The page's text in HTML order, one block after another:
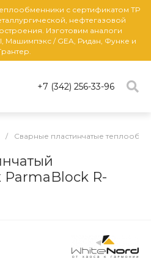
с сертификатом ТР
нефтегазовой
Изготовим аналоги
Машимпэкс / GEA, Ридан, Функе и
+7 (342) 256-33-96
/ Сварные пластинчатые
R-